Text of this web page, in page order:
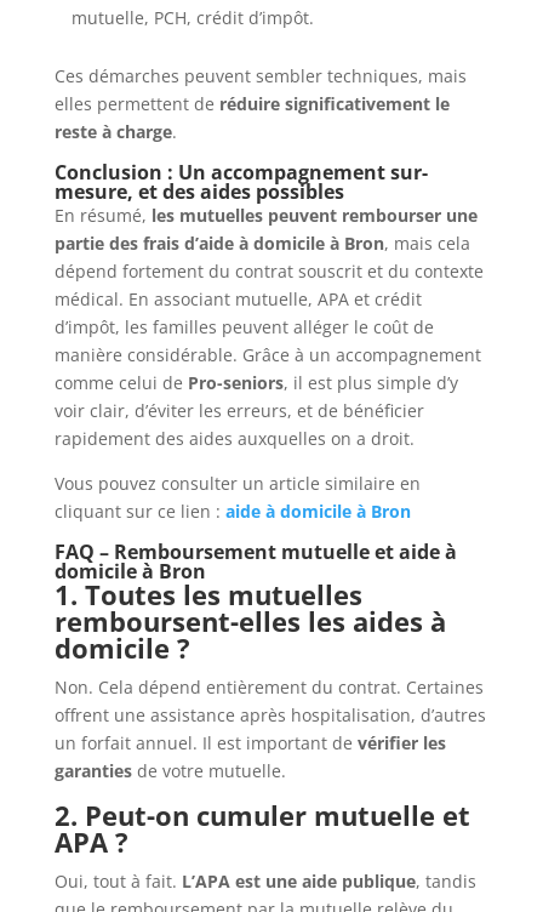
mutuelle, PCH, crédit d’impôt.
Ces démarches peuvent sembler techniques, mais
elles permettent de réduire significativement le
reste à charge.
Conclusion : Un accompagnement sur-
mesure, et des aides possibles
En résumé, les mutuelles peuvent rembourser une
partie des frais d’aide à domicile à Bron, mais cela
dépend fortement du contrat souscrit et du contexte
médical. En associant mutuelle, APA et crédit
d’impôt, les familles peuvent alléger le coût de
manière considérable. Grâce à un accompagnement
comme celui de Pro-seniors, il est plus simple d’y
voir clair, d’éviter les erreurs, et de bénéficier
rapidement des aides auxquelles on a droit.
Vous pouvez consulter un article similaire en
cliquant sur ce lien : aide à domicile à Bron
FAQ – Remboursement mutuelle et aide à
domicile à Bron
1. Toutes les mutuelles
remboursent-elles les aides à
domicile ?
Non. Cela dépend entièrement du contrat. Certaines
offrent une assistance après hospitalisation, d’autres
un forfait annuel. Il est important de vérifier les
garantiesde votre mutuelle.
2. Peut-on cumuler mutuelle et
APA ?
Oui, tout à fait. L’APA est une aide publique, tandis